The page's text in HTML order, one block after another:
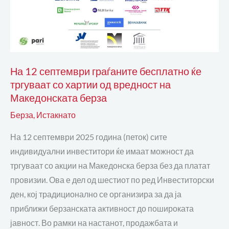
На 12 септември граѓаните бесплатно ќе
тргуваат со хартии од вредност на
Македонската берза
Берза Истакнато
На 12 септември 2025 година (петок) сите
индивидуални инвеститори ќе имаат можност да
тргуваат со акции на Македонска берза без да платат
провизии. Ова е дел од шестиот по ред Инвеститорски
ден, кој традиционално се организира за да ја
приближи берзанската активност до пошироката
јавност. Во рамки на настанот, продажбата и
од
вредност
на
Македонската
берза